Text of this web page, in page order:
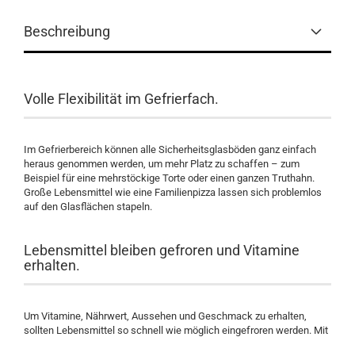
Beschreibung
Volle Flexibilität im Gefrierfach.
Im Gefrierbereich können alle Sicherheitsglasböden ganz einfach
heraus genommen werden, um mehr Platz zu schaffen – zum
Beispiel für eine mehrstöckige Torte oder einen ganzen Truthahn.
Große Lebensmittel wie eine Familienpizza lassen sich problemlos
auf den Glasflächen stapeln.
Lebensmittel bleiben gefroren und Vitamine
erhalten.
Um Vitamine, Nährwert, Aussehen und Geschmack zu erhalten,
sollten Lebensmittel so schnell wie möglich eingefroren werden. Mit